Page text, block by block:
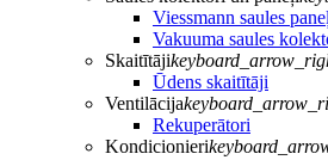
Viessmann saules
Vakuuma saules
Skaitītāji
Ūdens skaitītāji
Ventilācija
Rekuperātori
Kondicionieri